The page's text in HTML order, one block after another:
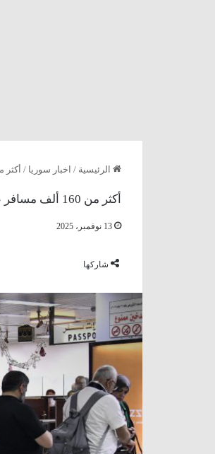
الرئيسية / اخبار سوريا / أكثر من 160 ألف مسافر عبر مطار دمشق الدولي
أكثر من 160 ألف مسافر عبر مطار دمشق الدولي خلال شهر تشرين الأول
13 نوفمبر، 2025
شاركها